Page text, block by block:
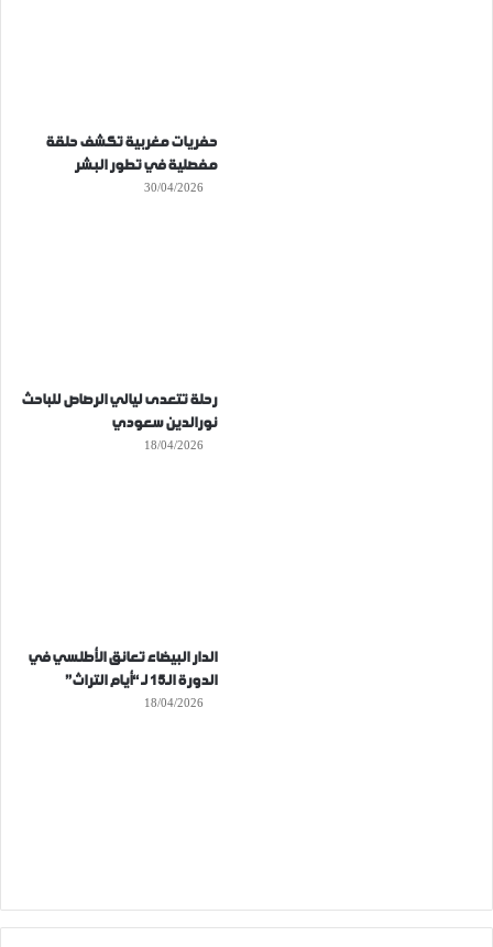
حفريات مغربية تكشف حلقة
مفصلية في تطور البشر
30/04/2026
رحلة تتعدى ليالي الرصاص للباحث
نورالدين سعودي
18/04/2026
الدار البيضاء تعانق الأطلسي في
الدورة الـ15 لـ “أيام التراث”
18/04/2026